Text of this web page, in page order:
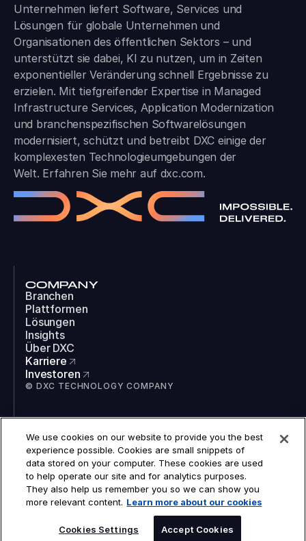
Unternehmen liefert Software, Services und
Lösungen für globale Unternehmen und
Organisationen des öffentlichen Sektors – und
unterstützt sie dabei, KI zu nutzen, um in Zeiten
exponentieller Veränderung schnell Ergebnisse zu
erzielen. Mit tiefgreifender Expertise in Managed
Infrastructure Services, Application Modernization
und branchen­spezifischen Softwarelösungen
modernisiert, schützt und betreibt DXC einige der
komplexesten Technologieumgebungen der
Welt. Erfahren Sie mehr auf dxc.com.
COMPANY
Branchen
Plattformen
Lösungen
Insights
Über DXC
Karriere
Investoren
© DXC TECHNOLOGY COMPANY
LinkedIn
Instagram
TikTok
YouTube
COOKIES
RECHTLICHES
We use cookies on our website to provide you the best
experience possible. Cookies are small snippets of
data stored on your computer. These cookies are used
to help operate our site and for analytics purposes.
They also help us remember you so we can show you
more relevant content. Learn more about our cookies
Cookies Settings Accept Cookies